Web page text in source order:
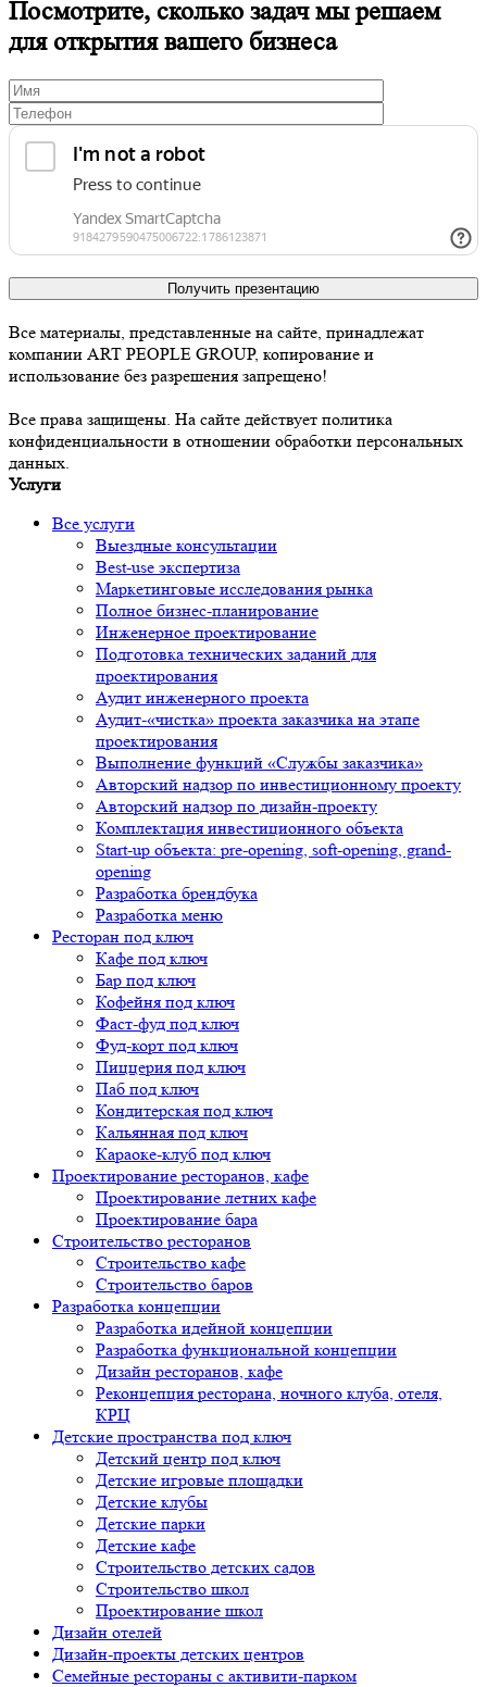
Посмотрите, сколько задач мы решаем
для открытия вашего бизнеса
Получить презентацию
Все материалы, представленные на сайте, принадлежат
компании ART PEOPLE GROUP, копирование и
использование без разрешения запрещено!
Все права защищены. На сайте действует политика
конфиденциальности в отношении обработки персональных
данных.
Услуги
Все услуги
Выездные консультации
Best-use экспертиза
Маркетинговые исследования рынка
Полное бизнес-планирование
Инженерное проектирование
Подготовка технических заданий для
проектирования
Аудит инженерного проекта
Аудит-«чистка» проекта заказчика на этапе
проектирования
Выполнение функций «Службы заказчика»
Авторский надзор по инвестиционному проекту
Авторский надзор по дизайн-проекту
Комплектация инвестиционного объекта
Start-up объекта: pre-opening, soft-opening, grand-
opening
Разработка брендбука
Разработка меню
Ресторан под ключ
Кафе под ключ
Бар под ключ
Кофейня под ключ
Фаст-фуд под ключ
Фуд-корт под ключ
Пиццерия под ключ
Паб под ключ
Кондитерская под ключ
Кальянная под ключ
Караоке-клуб под ключ
Проектирование ресторанов, кафе
Проектирование летних кафе
Проектирование бара
Строительство ресторанов
Строительство кафе
Строительство баров
Разработка концепции
Разработка идейной концепции
Разработка функциональной концепции
Дизайн ресторанов, кафе
Реконцепция ресторана, ночного клуба, отеля,
КРЦ
Детские пространства под ключ
Детский центр под ключ
Детские игровые площадки
Детские клубы
Детские парки
Детские кафе
Строительство детских садов
Строительство школ
Проектирование школ
Дизайн отелей
Дизайн-проекты детских центров
Семейные рестораны с активити-парком